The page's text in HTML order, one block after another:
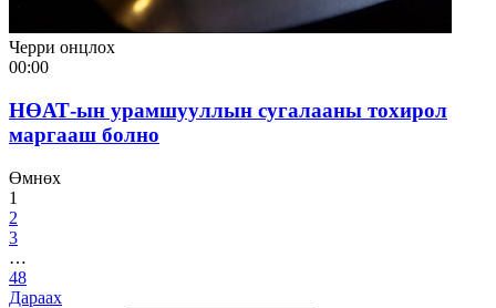
Черри онцлох
00:00
НӨАТ-ын урамшууллын сугалааны тохирол
маргааш болно
Өмнөх
1
2
3
…
48
Дараах